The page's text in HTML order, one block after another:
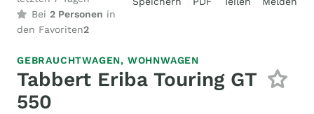
Bei 2 Personen in
den Favoriten2
GEBRAUCHTWAGEN, WOHNWAGEN
Tabbert Eriba Touring GT
550